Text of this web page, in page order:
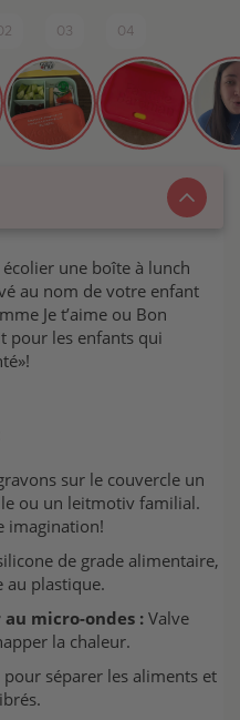
03 04
une boîte à lunch
au nom de votre enfant
Je t’aime ou Bon
pour les enfants qui
sur le couvercle un
ou un leitmotiv familial.
imagination!
de grade alimentaire,
au plastique.
micro-ondes : Valve
la chaleur.
pour séparer les aliments et